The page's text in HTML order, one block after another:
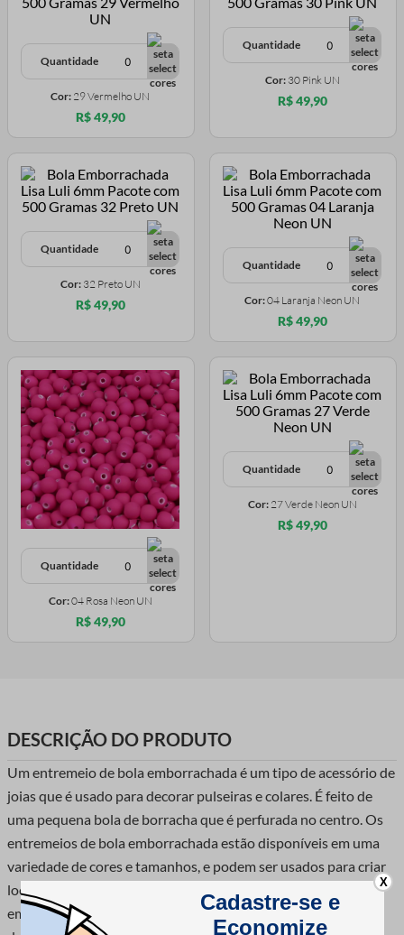
Quantidade
Cor: 29 Vermelho UN
R$ 49,90
Quantidade
Cor: 30 Pink UN
R$ 49,90
Quantidade
Cor: 32 Preto UN
R$ 49,90
Quantidade
Cor:04 Laranja Neon UN
R$ 49,90
Quantidade
Cor:04 Rosa Neon UN
R$ 49,90
Quantidade
Cor: 27 Verde Neon UN
R$ 49,90
DESCRIÇÃO DO PRODUTO
Um entremeio de bola emborrachada é um tipo de acessório de
joias que é usado para decorar pulseiras e colares. É feito de
uma pequena bola de borracha que é perfurada no centro. Os
entremeios de bola emborrachada estão disponíveis em uma
variedade de cores e tamanhos, e podem ser usados para criar
looks únicos e personalizados. Entremeios de bola
emborrachada são uma ótima maneira de adicionar um toque
X